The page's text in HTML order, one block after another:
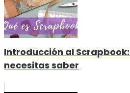
Introducción al
necesitas saber